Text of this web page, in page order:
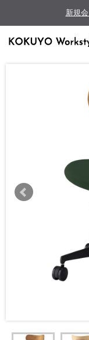
新規